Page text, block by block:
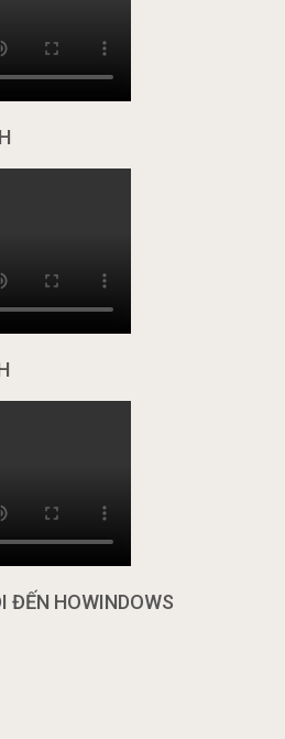
ĐẾN HOWINDOWS